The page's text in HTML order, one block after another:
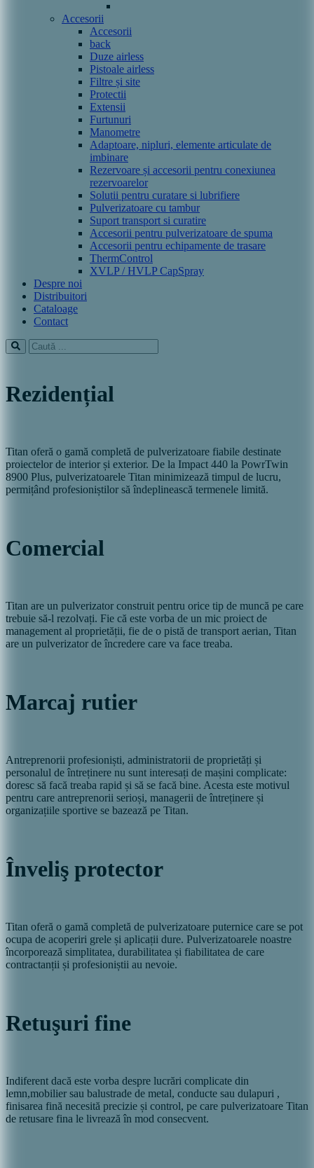
Accesorii
Accesorii
back
Duze airless
Pistoale airless
Filtre și site
Protectii
Extensii
Furtunuri
Manometre
Adaptoare, nipluri, elemente articulate de
imbinare
Rezervoare și accesorii pentru conexiunea
rezervoarelor
Solutii pentru curatare si lubrifiere
Pulverizatoare cu tambur
Suport transport si curatire
Accesorii pentru pulverizatoare de spuma
Accesorii pentru echipamente de trasare
ThermControl
XVLP / HVLP CapSpray
Despre noi
Distribuitori
Cataloage
Contact
Rezidențial
Titan oferă o gamă completă de pulverizatoare fiabile destinate
proiectelor de interior și exterior. De la Impact 440 la PowrTwin
8900 Plus, pulverizatoarele Titan minimizează timpul de lucru,
permițând profesioniștilor să îndeplinească termenele limită.
Comercial
Titan are un pulverizator construit pentru orice tip de muncă pe care
trebuie să-l rezolvați. Fie că este vorba de un mic proiect de
management al proprietății, fie de o pistă de transport aerian, Titan
are un pulverizator de încredere care va face treaba.
Marcaj rutier
Antreprenorii profesioniști, administratorii de proprietăți și
personalul de întreținere nu sunt interesați de mașini complicate:
doresc să facă treaba rapid și să se facă bine. Acesta este motivul
pentru care antreprenorii serioși, managerii de întreținere și
organizațiile sportive se bazează pe Titan.
Înveliş protector
Titan oferă o gamă completă de pulverizatoare puternice care se pot
ocupa de acoperiri grele și aplicații dure. Pulverizatoarele noastre
încorporează simplitatea, durabilitatea și fiabilitatea de care
contractanții și profesioniștii au nevoie.
Retuşuri fine
Indiferent dacă este vorba despre lucrări complicate din
lemn,mobilier sau balustrade de metal, conducte sau dulapuri ,
finisarea fină necesită precizie și control, pe care pulverizatoare Titan
de retusare fina le livrează în mod consecvent.